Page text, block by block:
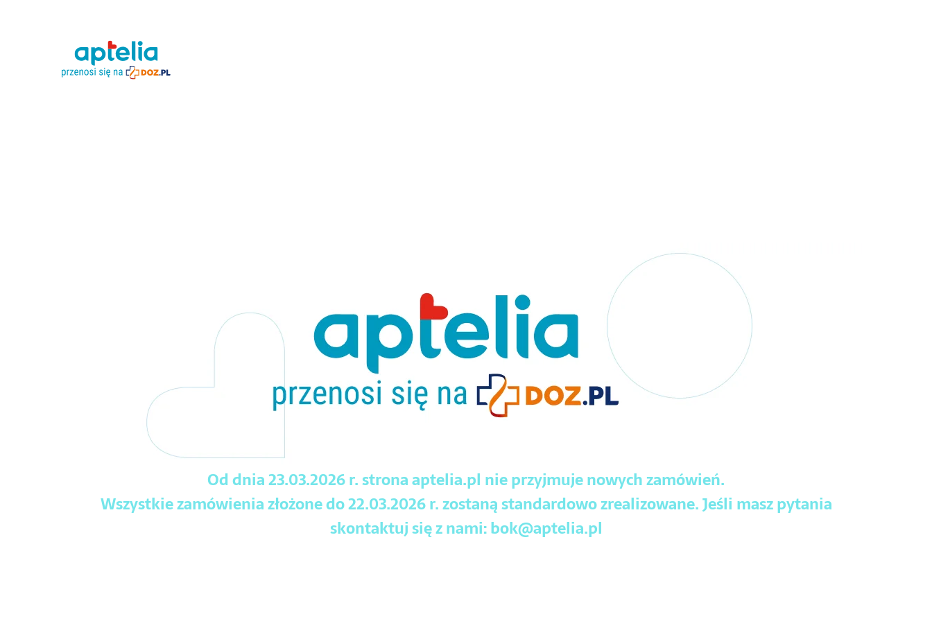
Od dnia 23.03.2026 r. strona aptelia.pl nie przyjmuje nowych zamówień.
Wszystkie zamówienia złożone do 22.03.2026 r. zostaną standardowo zrealizowane. Jeśli masz pytania
skontaktuj się z nami:bok@aptelia.pl